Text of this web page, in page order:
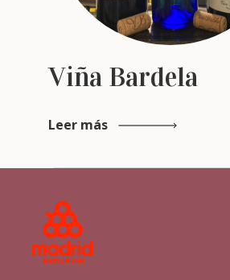
Viña Bardela
Leer más